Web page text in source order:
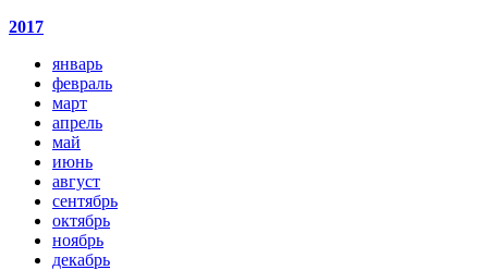
2017
январь
февраль
март
апрель
май
июнь
август
сентябрь
октябрь
ноябрь
декабрь